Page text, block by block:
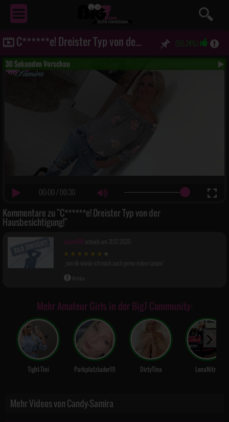
EROTIKVON NEBENAN ...
C******e! Dreister Typ von der Hausbesichtigung! (95.24%)
Picture
00:00/00:30
30 Sekunden Vorschau
Kommentare zu "C******e! Dreister Typ von der
Hausbesichtigung!"
john006 schrieb am 31.07.2020
von dir würde ich mich auch gerne reiten lassen
Melden
Mehr Amateur Girls in der Big7 Community:
Tight-Tini Parkplatzluder19 DirtyTina LenaNitro
Mehr Videos von Candy-Samira